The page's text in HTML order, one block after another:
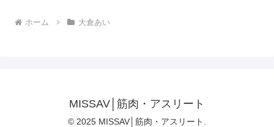
ホーム 大倉あい
MISSAV│筋肉・アスリート
© 2025 MISSAV│筋肉・アスリート.